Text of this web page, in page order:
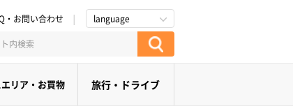
・お問い合わせ language
リア・お買物 旅行・ドライブ